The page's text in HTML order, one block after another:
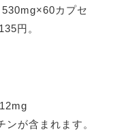
カプセ
円。
が含まれます。